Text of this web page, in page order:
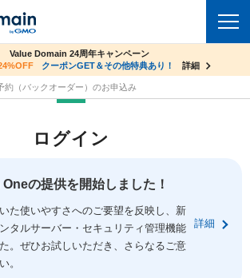
診断
facebook
ン✕コアサーバーV2ビジネス応援キャンペーン
サーバー料金1年間無料
詳細
Value Domain 24周年キャンペーン
クーポンGET＆その他特典あり！ 詳細
ュードメイン
約（バックオーダー）のお申込み
ログイン
の提供を開始しました！
た使いやすさへのご要望を反映し、新
タルサーバー・セキュリティ管理機能
。ぜひお試しいただき、さらなるご意
。
詳細